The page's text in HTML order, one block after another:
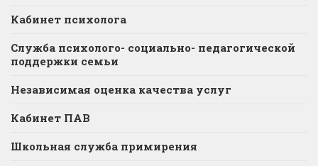
Кабинет психолога
Служба психолого- социально- педагогической
поддержки семьи
Независимая оценка качества услуг
Кабинет ПАВ
Школьная служба примирения